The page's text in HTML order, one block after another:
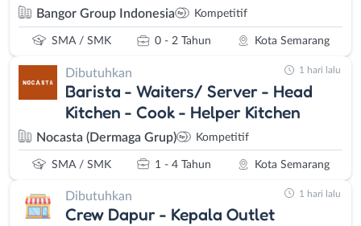
Bangor Group Indonesia Kompetitif
SMA / SMK 0 - 2 Tahun Kota Semarang
Dibutuhkan
Barista - Waiters/ Server - Head
Kitchen - Cook - Helper Kitchen
Nocasta (Dermaga Grup) Kompetitif
SMA / SMK 1 - 4 Tahun Kota Semarang
1 hari lalu
Dibutuhkan
Crew Dapur - Kepala Outlet
1 hari lalu